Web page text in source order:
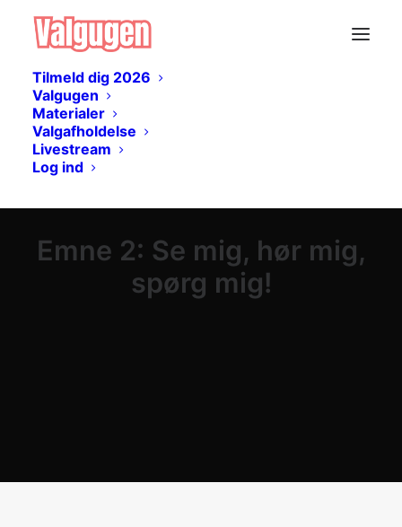
Tilmeld dig 2026
Valgugen
Materialer
Valgafholdelse
Livestream
Log ind
Emne 2: Se mig, hør mig,
spørg mig!